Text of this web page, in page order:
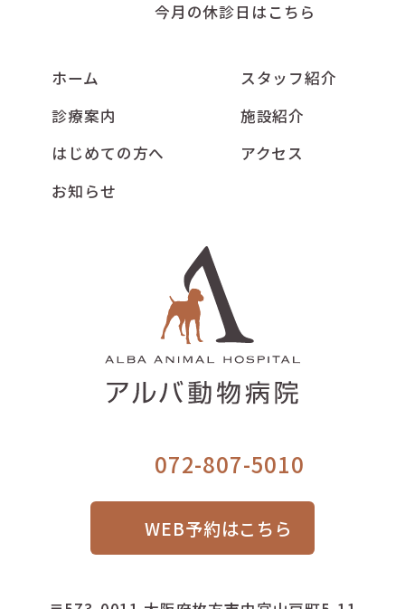
今月の休診日はこちら
ホーム
スタッフ紹介
診療案内
施設紹介
はじめての方へ
アクセス
お知らせ
072-807-5010
WEB予約はこちら